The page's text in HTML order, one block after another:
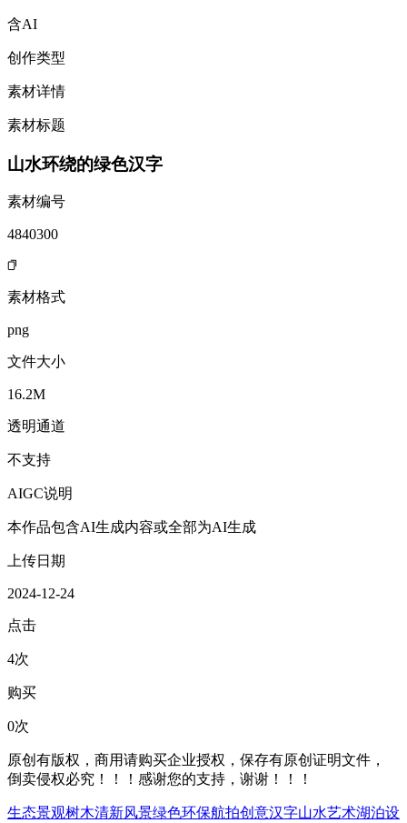
含AI
创作类型
素材详情
素材标题
山水环绕的绿色汉字
素材编号
4840300
素材格式
png
文件大小
16.2M
透明通道
不支持
AIGC说明
本作品包含AI生成内容或全部为AI生成
上传日期
2024-12-24
点击
4次
购买
0次
原创有版权，商用请购买企业授权，保存有原创证明文件，
倒卖侵权必究！！！感谢您的支持，谢谢！！！
生态景观树木清新风景绿色环保航拍创意汉字山水艺术湖泊设